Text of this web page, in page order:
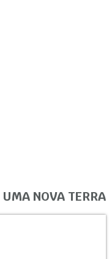
NOVA TERRA